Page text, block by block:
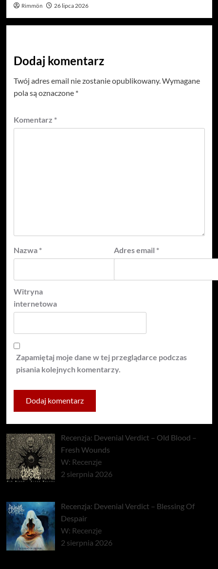
Rimmön 26 lipca 2026
Dodaj komentarz
Twój adres email nie zostanie opublikowany. Wymagane
pola są oznaczone *
Komentarz *
Nazwa * Adres email *
Witryna
internetowa
Zapamiętaj moje dane w tej przeglądarce podczas
pisania kolejnych komentarzy.
Recenzja: Devenial Verdict – Old Blood –
Fresh Wounds
W: Recenzje
2 sierpnia 2026
Recenzja: Devenial Verdict – Blessing Of
Despair
W: Recenzje
2 sierpnia 2026